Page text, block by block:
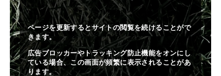
ページを更新するとサイトの閲覧を続けることがで
きます。
広告ブロッカーやトラッキング防止機能をオンにし
ている場合、この画面が頻繁に表示されることがあ
ります。